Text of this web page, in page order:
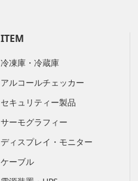
ITEM
冷凍庫・冷蔵庫
アルコールチェッカー
セキュリティー製品
サーモグラフィー
ディスプレイ・モニター
ケーブル